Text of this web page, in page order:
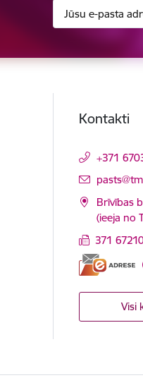
Kontakti
+371
E-pasts:
Brīvības
(ieeja no
371
Visi